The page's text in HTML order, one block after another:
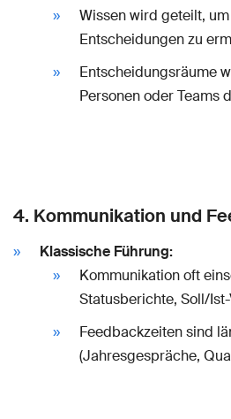
Wissen wird geteilt,
Entscheidungen zu
Entscheidungsräume
Personen oder Teams
4. Kommunikation und
Klassische Führung:
Kommunikation oft
Statusberichte, Soll/
Feedbackzeiten sind
(Jahresgespräche,